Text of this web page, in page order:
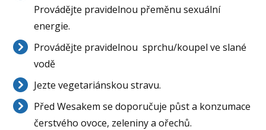
Provádějte pravidelnou přeměnu sexuální
energie.
Provádějte pravidelnou sprchu/koupel ve slané
vodě
Jezte vegetariánskou stravu.
Před Wesakem se doporučuje půst a konzumace
čerstvého ovoce, zeleniny a ořechů.